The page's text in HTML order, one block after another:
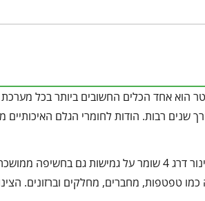
50
4
שחור 16 מ"מ דרג 4 באורך 50 מטר הוא אחד הכלים
כמו טפטפות, מחברים, מחלקים וברזונים.